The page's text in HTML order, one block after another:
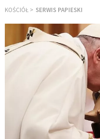
KOŚCIÓŁ SERWIS PAPIESKI